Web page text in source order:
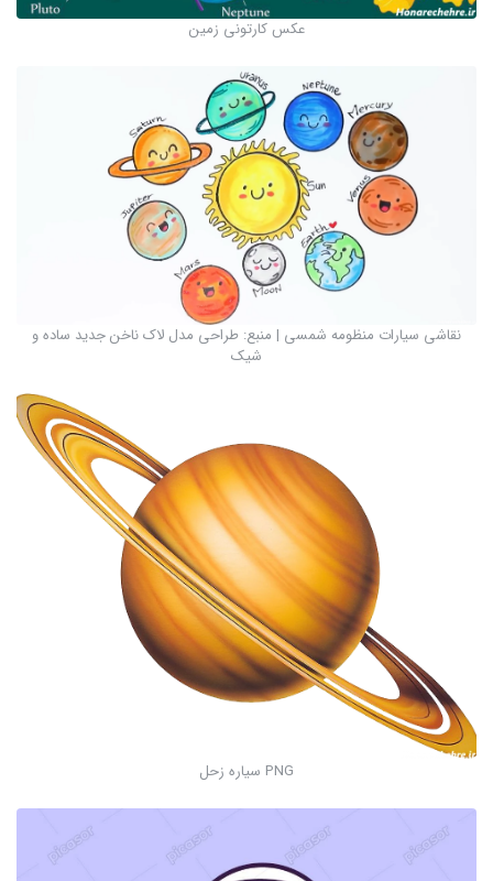
عکس کارتونی زمین
نقاشی سیارات منظومه شمسی | منبع: طراحی مدل لاک ناخن جدید ساده و
شیک
PNG سیاره زحل